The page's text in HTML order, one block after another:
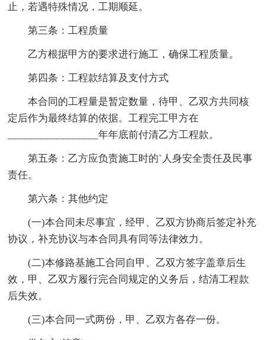
止，若遇特殊情况，工期顺延。
第三条：工程质量
乙方根据甲方的要求进行施工，确保工程质量。
第四条：工程款结算及支付方式
本合同的工程量是暂定数量，待甲、乙双方共同核
定后作为最终结算的依据。工程完工甲方在
_________________年年底前付清乙方工程款。
第五条：乙方应负责施工时的`人身安全责任及民事
责任。
第六条：其他约定
(一)本合同未尽事宜，经甲、乙双方协商后签定补充
协议，补充协议与本合同具有同等法律效力。
(二)本修路基施工合同自甲、乙双方签字盖章后生
效，甲、乙双方履行完合同规定的义务后，结清工程款
后失效。
(三)本合同一式两份，甲、乙双方各存一份。